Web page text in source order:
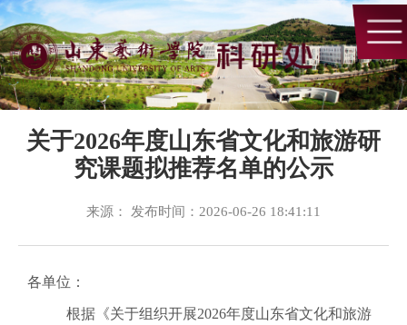
关于2026年度山东省文化和旅游研
究课题拟推荐名单的公示
来源： 发布时间：2026-06-26 18:41:11
各单位：
根据《关于组织开展2026年度山东省文化和旅游